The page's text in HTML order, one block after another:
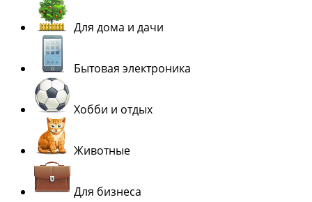
Для дома и дачи
Бытовая электроника
Хобби и отдых
Животные
Для бизнеса